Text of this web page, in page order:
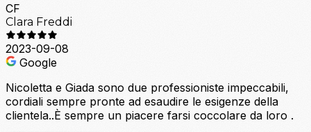
CF
Clara Freddi
2023-09-08
Google
Nicoletta e Giada sono due professioniste impeccabili,
cordiali sempre pronte ad esaudire le esigenze della
clientela..È sempre un piacere farsi coccolare da loro .